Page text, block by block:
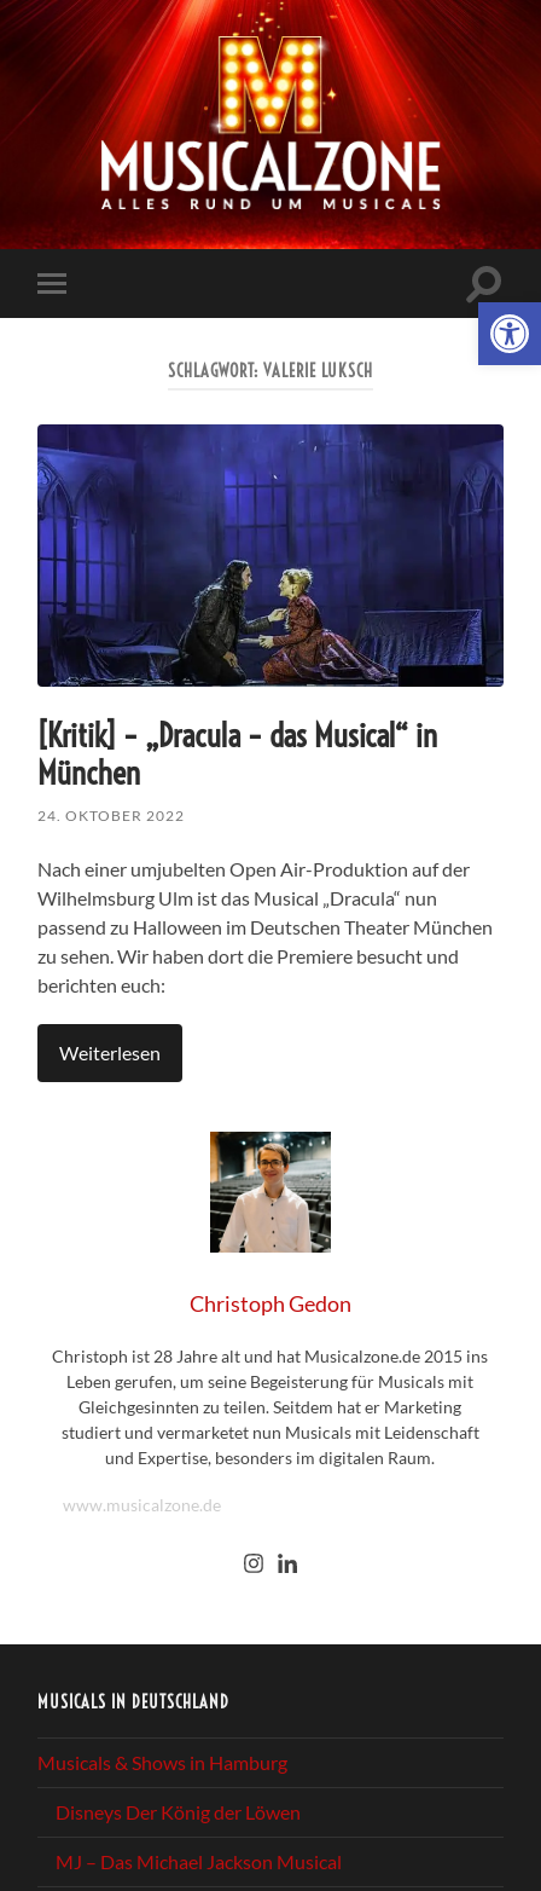
Musicalzone.de
Mobile-
Menü
ein-/
SCHLAGWORT: VALERIE LUKSCH
[Kritik] – „Dracula – das Musical“ in
München
24. OKTOBER 2022
Nach einer umjubelten Open Air-Produktion auf der
Wilhelmsburg Ulm ist das Musical „Dracula“ nun
passend zu Halloween im Deutschen Theater München
zu sehen. Wir haben dort die Premiere besucht und
berichten euch:
Weiterlesen
Christoph Gedon
Christoph ist 28 Jahre alt und hat Musicalzone.de 2015 ins
Leben gerufen, um seine Begeisterung für Musicals mit
Gleichgesinnten zu teilen. Seitdem hat er Marketing
studiert und vermarketet nun Musicals mit Leidenschaft
und Expertise, besonders im digitalen Raum.
www.musicalzone.de
MUSICALS IN DEUTSCHLAND
Musicals & Shows in Hamburg
Disneys Der König der Löwen
MJ – Das Michael Jackson Musical